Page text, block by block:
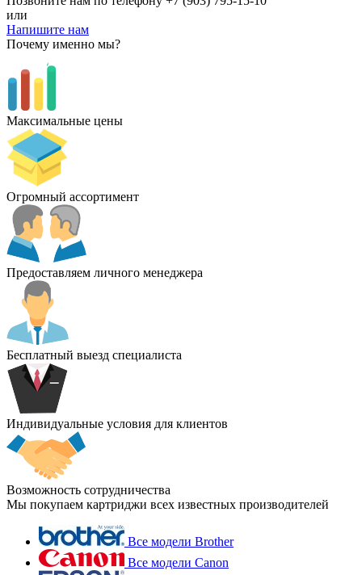
или
Напишите нам
Почему именно мы?
Максимальные цены
Огромный ассортимент
Предоставляем личного менеджера
Бесплатный выезд специалиста
Индивидуальные условия для клиентов
Возможность сотрудничества
Мы покупаем картриджи всех известных производителей
Все модели Brother
Все модели Canon